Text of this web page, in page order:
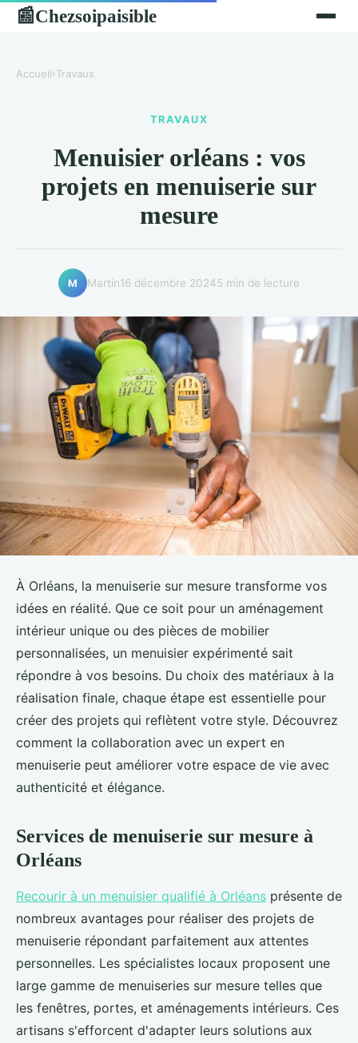
📰Chezsoipaisible
Accueil›Travaux
TRAVAUX
Menuisier orléans : vos
projets en menuiserie sur
mesure
M Martin16 décembre 20245 min de lecture
À Orléans, la menuiserie sur mesure transforme vos
idées en réalité. Que ce soit pour un aménagement
intérieur unique ou des pièces de mobilier
personnalisées, un menuisier expérimenté sait
répondre à vos besoins. Du choix des matériaux à la
réalisation finale, chaque étape est essentielle pour
créer des projets qui reflètent votre style. Découvrez
comment la collaboration avec un expert en
menuiserie peut améliorer votre espace de vie avec
authenticité et élégance.
Services de menuiserie sur mesure à
Orléans
Recourir à un menuisier qualifié à Orléans présente de
nombreux avantages pour réaliser des projets de
menuiserie répondant parfaitement aux attentes
personnelles. Les spécialistes locaux proposent une
large gamme de menuiseries sur mesure telles que
les fenêtres, portes, et aménagements intérieurs. Ces
artisans s'efforcent d'adapter leurs solutions aux